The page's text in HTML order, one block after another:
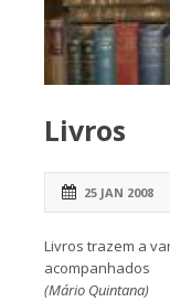
Livros
25 JAN 2008
Livros trazem a
acompanhados
(Mário Quintana)